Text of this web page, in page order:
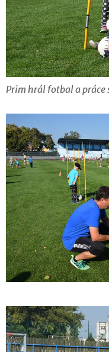
Prim hrál fotbal a práce